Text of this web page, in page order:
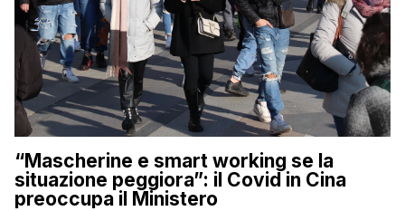
“Mascherine e smart working se la
situazione peggiora”: il Covid in Cina
preoccupa il Ministero